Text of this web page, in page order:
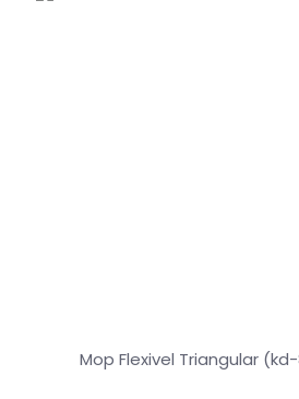
Mop Flexivel Triangular